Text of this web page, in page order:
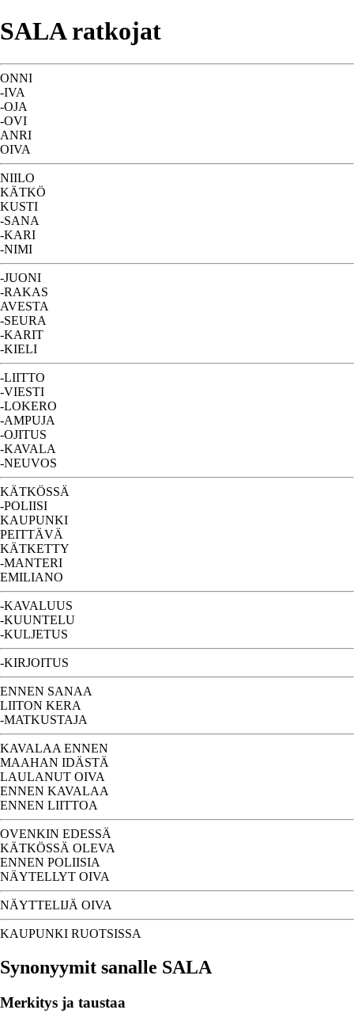
SALA ratkojat
ONNI
-IVA
-OJA
-OVI
ANRI
OIVA
NIILO
KÄTKÖ
KUSTI
-SANA
-KARI
-NIMI
-JUONI
-RAKAS
AVESTA
-SEURA
-KARIT
-KIELI
-LIITTO
-VIESTI
-LOKERO
-AMPUJA
-OJITUS
-KAVALA
-NEUVOS
KÄTKÖSSÄ
-POLIISI
KAUPUNKI
PEITTÄVÄ
KÄTKETTY
-MANTERI
EMILIANO
-KAVALUUS
-KUUNTELU
-KULJETUS
-KIRJOITUS
ENNEN SANAA
LIITON KERA
-MATKUSTAJA
KAVALAA ENNEN
MAAHAN IDÄSTÄ
LAULANUT OIVA
ENNEN KAVALAA
ENNEN LIITTOA
OVENKIN EDESSÄ
KÄTKÖSSÄ OLEVA
ENNEN POLIISIA
NÄYTELLYT OIVA
NÄYTTELIJÄ OIVA
KAUPUNKI RUOTSISSA
Synonyymit sanalle SALA
Merkitys ja taustaa